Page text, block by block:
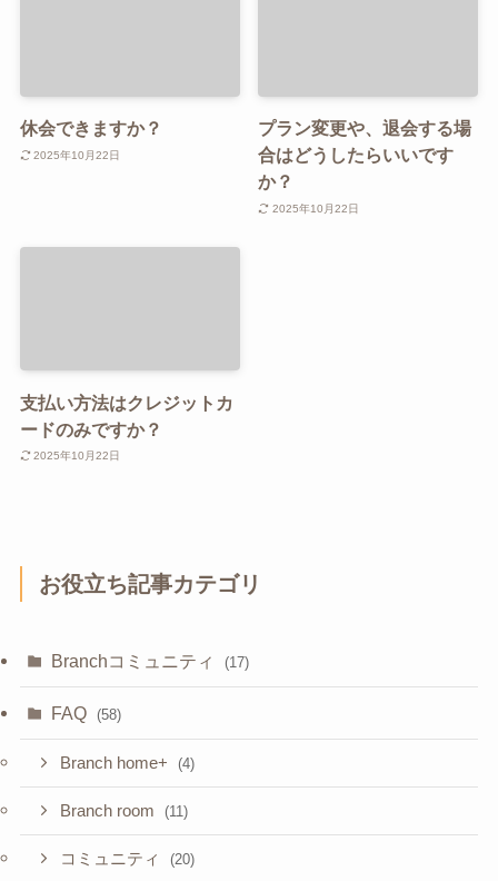
休会できますか？
2025年10月22日
プラン変更や、退会する場
合はどうしたらいいです
か？
2025年10月22日
支払い方法はクレジットカ
ードのみですか？
2025年10月22日
お役立ち記事カテゴリ
Branchコミュニティ (17)
FAQ (58)
Branch home+ (4)
Branch room (11)
コミュニティ (20)